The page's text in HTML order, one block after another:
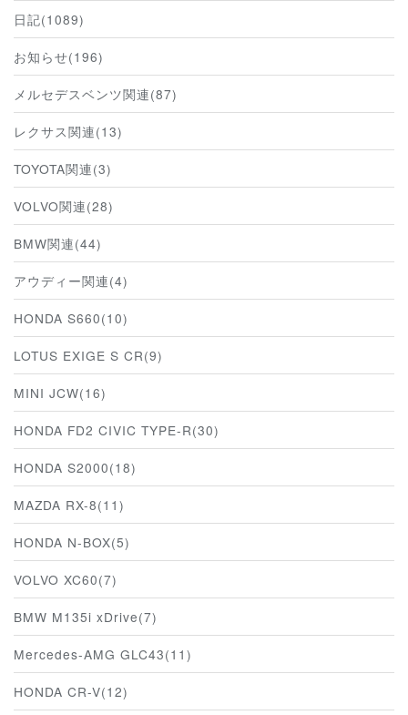
日記(1089)
お知らせ(196)
メルセデスベンツ関連(87)
レクサス関連(13)
TOYOTA関連(3)
VOLVO関連(28)
BMW関連(44)
アウディー関連(4)
HONDA S660(10)
LOTUS EXIGE S CR(9)
MINI JCW(16)
HONDA FD2 CIVIC TYPE-R(30)
HONDA S2000(18)
MAZDA RX-8(11)
HONDA N-BOX(5)
VOLVO XC60(7)
BMW M135i xDrive(7)
Mercedes-AMG GLC43(11)
HONDA CR-V(12)